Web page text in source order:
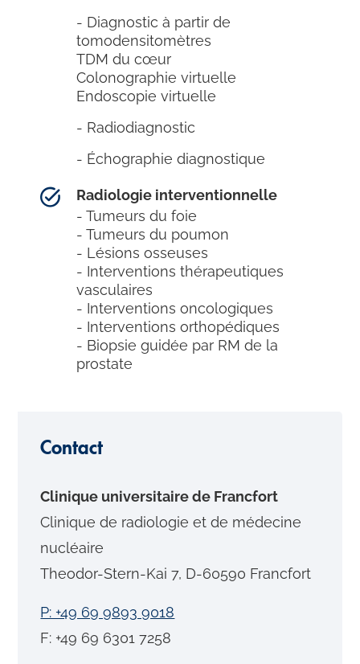
- Diagnostic à partir de
tomodensitomètres
TDM du cœur
Colonographie virtuelle
Endoscopie virtuelle
- Radiodiagnostic
- Échographie diagnostique
Radiologie interventionnelle
- Tumeurs du foie
- Tumeurs du poumon
- Lésions osseuses
- Interventions thérapeutiques
vasculaires
- Interventions oncologiques
- Interventions orthopédiques
- Biopsie guidée par RM de la
prostate
Contact
Clinique universitaire de Francfort
Clinique de radiologie et de médecine
nucléaire
Theodor-Stern-Kai 7, D-60590 Francfort
P: +49 69 9893 9018
F: +49 69 6301 7258